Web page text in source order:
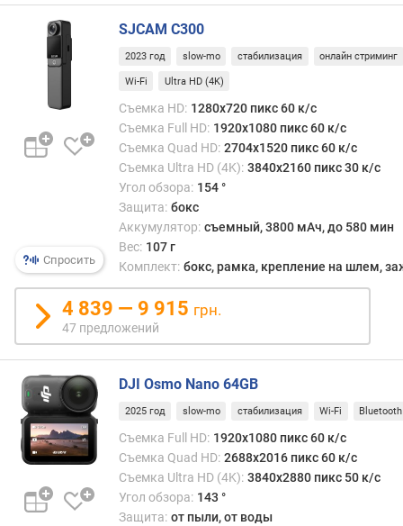
л
е
я
м
ц
а
и
л
е
я
д
и
а
г
Спросить
SJCAM C300
2023 год slow-mo стабилизация онлайн стриминг
Wi-Fi Ultra HD (4K)
Съемка HD: 1280x720 пикс 60 к/с
Съемка Full HD: 1920x1080 пикс 60 к/с
Съемка Quad HD: 2704x1520 пикс 60 к/с
Съемка Ultra HD (4K): 3840x2160 пикс 30 к/с
Угол обзора: 154 °
Защита: бокс
Аккумулятор: съемный, 3800 мАч, до 580 мин
Вес: 107 г
Комплект: бокс, рамка, крепление на шлем,
4 839 — 9 915 грн.
47 предложений
DJI Osmo Nano 64GB
2025 год slow-mo стабилизация Wi-Fi Bluetooth
Съемка Full HD: 1920x1080 пикс 60 к/с
Съемка Quad HD: 2688x2016 пикс 60 к/с
Съемка Ultra HD (4K): 3840x2880 пикс 50 к/с
Угол обзора: 143 °
Защита: от пыли, от воды